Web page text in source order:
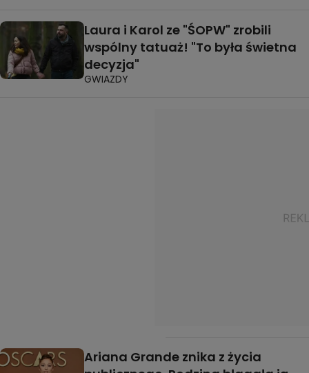
Laura i Karol ze "ŚOPW" zrobili
wspólny tatuaż! "To była świetna
decyzja"
GWIAZDY
Ariana Grande znika z życia